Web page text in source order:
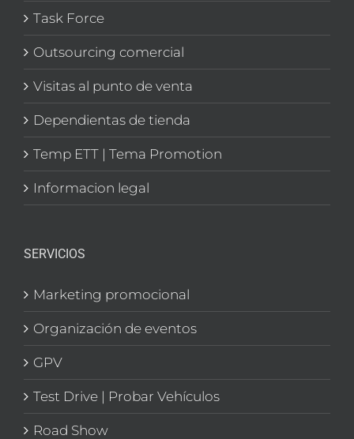
Task Force
Outsourcing comercial
Visitas al punto de venta
Dependientas de tienda
Temp ETT | Tema Promotion
Informacion legal
SERVICIOS
Marketing promocional
Organización de eventos
GPV
Test Drive | Probar Vehículos
Road Show